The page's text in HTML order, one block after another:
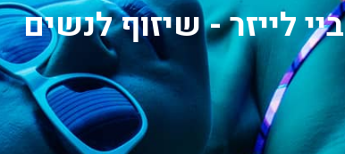
ביי לייזר - שיזוף לנשים